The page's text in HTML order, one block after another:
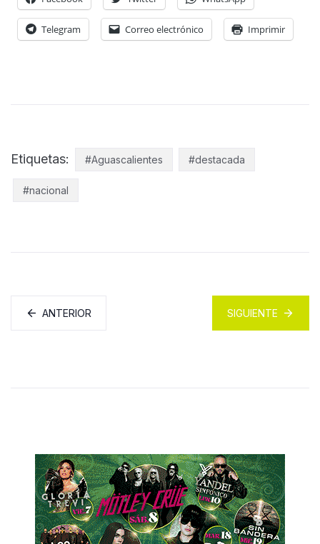
Telegram Correo electrónico Imprimir
Etiquetas: #Aguascalientes #destacada
#nacional
ANTERIOR SIGUIENTE